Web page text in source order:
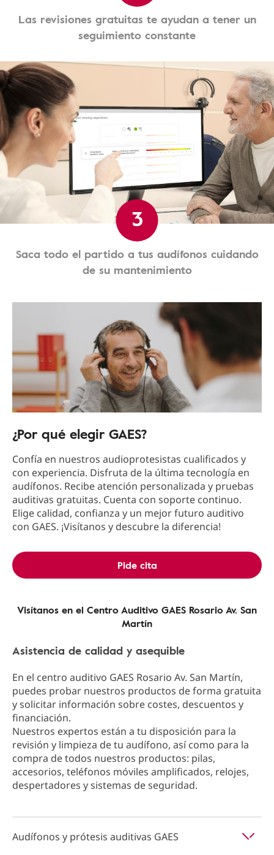
Las revisiones gratuitas te ayudan a tener un
seguimiento constante
3
Saca todo el partido a tus audífonos cuidando
de su mantenimiento
¿Por qué elegir GAES?
Confía en nuestros audioprotesistas cualificados y
con experiencia. Disfruta de la última tecnología en
audífonos. Recibe atención personalizada y pruebas
auditivas gratuitas. Cuenta con soporte continuo.
Elige calidad, confianza y un mejor futuro auditivo
con GAES. ¡Visítanos y descubre la diferencia!
Pide cita
Visítanos en el Centro Auditivo GAES Rosario Av. San
Martín
Asistencia de calidad y asequible
En el centro auditivo GAES Rosario Av. San Martín,
puedes probar nuestros productos de forma gratuita
y solicitar información sobre costes, descuentos y
financiación.
Nuestros expertos están a tu disposición para la
revisión y limpieza de tu audífono, así como para la
compra de todos nuestros productos: pilas,
accesorios, teléfonos móviles amplificados, relojes,
despertadores y sistemas de seguridad.
Audífonos y prótesis auditivas GAES